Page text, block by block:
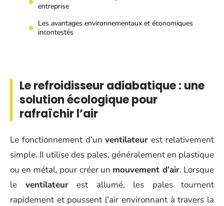
entreprise
Les avantages environnementaux et économiques
incontestés
Le refroidisseur adiabatique : une
solution écologique pour
rafraîchir l’air
Le fonctionnement d’unventilateur est relativement
simple. Il utilise des pales, généralement en plastique
ou en métal, pour créer un mouvement d’air. Lorsque
le ventilateurest allumé, les pales tournent
rapidement et poussent l’air environnant à travers la